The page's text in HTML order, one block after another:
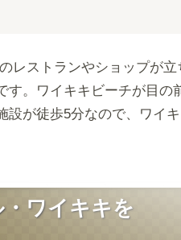
レストランやショップが立
。ワイキキビーチが目の
が徒歩5分なので、ワイ
ワイキキを